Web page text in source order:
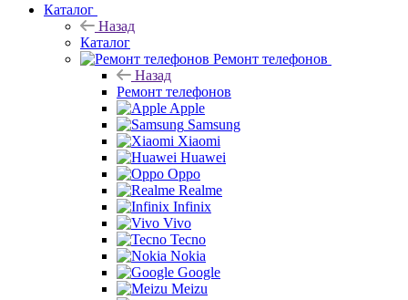
Каталог
Назад
Каталог
Ремонт телефонов
Назад
Ремонт телефонов
Apple
Samsung
Xiaomi
Huawei
Oppo
Realme
Infinix
Vivo
Tecno
Nokia
Google
Meizu